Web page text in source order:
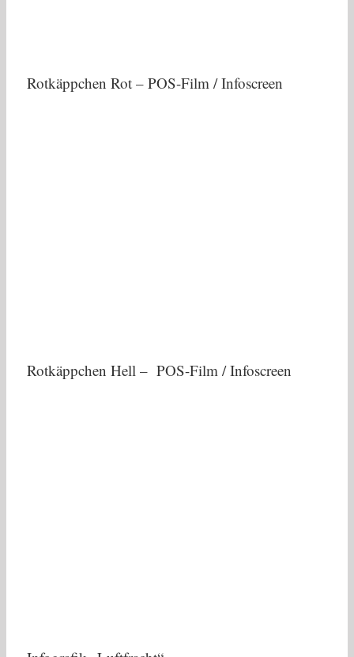
Rotkäppchen Rot – POS-Film / Infoscreen
Rotkäppchen Hell – POS-Film / Infoscreen